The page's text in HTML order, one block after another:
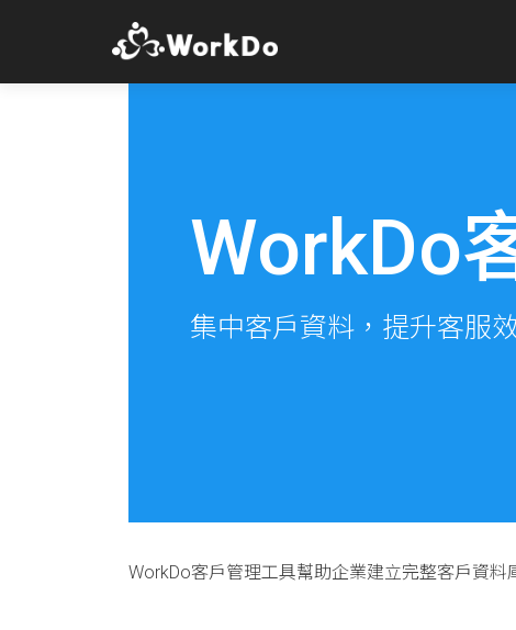
WorkDo
集中客戶資料，提升客服
WorkDo客戶管理工具幫助企業建立完整客戶資